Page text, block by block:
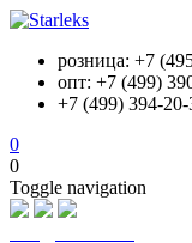
розница: +7
опт: +7 (499)
+7 (499) 394-20-
0
0
Toggle navigation